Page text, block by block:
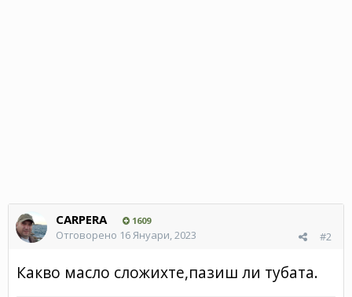
CARPERA 1609
#2
Отговорено 16 Януари, 2023
Какво масло сложихте,пазиш ли тубата.